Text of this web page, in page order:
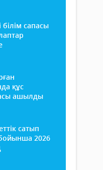
білім сапасы
құс
ашылды
сатып
2026